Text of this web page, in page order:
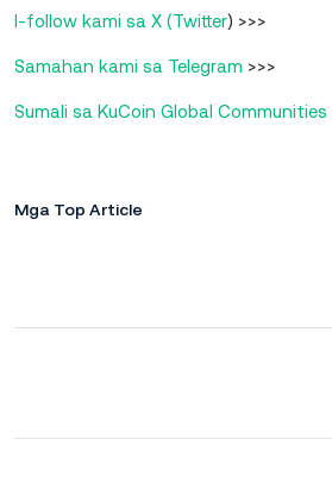
I-follow kami sa X (Twitter) >>>
Samahan kami sa Telegram >>>
Sumali sa KuCoin Global Communities
Mga Top Article